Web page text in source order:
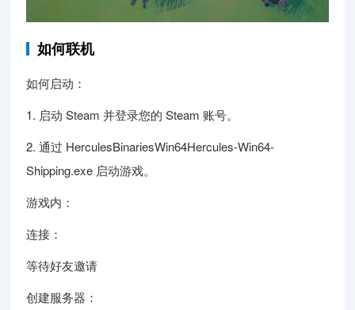
如何联机
如何启动：
1. 启动 Steam 并登录您的 Steam 账号。
2. 通过 HerculesBinariesWin64Hercules-Win64-
Shipping.exe 启动游戏。
游戏内：
连接：
等待好友邀请
创建服务器：